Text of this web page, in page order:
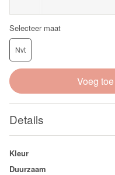
Selecteer maat
Nvt
Voeg
Details
Kleur
Duurzaam